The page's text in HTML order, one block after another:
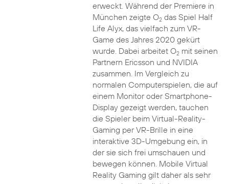
erweckt. Während der Premiere in
München zeigte O2das Spiel Half
Life Alyx, das vielfach zum VR-
Game des Jahres 2020 gekürt
wurde. Dabei arbeitet O2mit seinen
Partnern Ericsson und NVIDIA
zusammen. Im Vergleich zu
normalen Computerspielen, die auf
einem Monitor oder Smartphone-
Display gezeigt werden, tauchen
die Spieler beim Virtual-Reality-
Gaming per VR-Brille in eine
interaktive 3D-Umgebung ein, in
der sie sich frei umschauen und
bewegen können. Mobile Virtual
Reality Gaming gilt daher als sehr